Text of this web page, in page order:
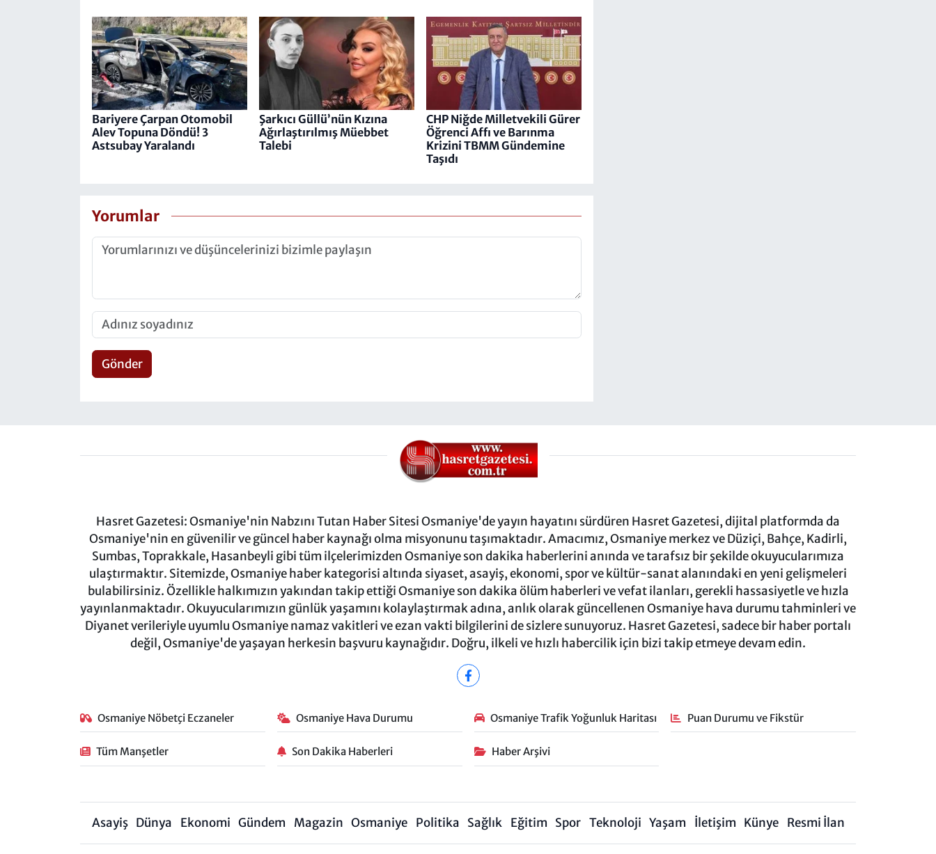
Bariyere Çarpan Otomobil
Alev Topuna Döndü! 3
Astsubay Yaralandı
Şarkıcı Güllü’nün Kızına
Ağırlaştırılmış Müebbet
Talebi
CHP Niğde Milletvekili Gürer
Öğrenci Affı ve Barınma
Krizini TBMM Gündemine
Taşıdı
Yorumlar
Gönder
Hasret Gazetesi: Osmaniye'nin Nabzını Tutan Haber Sitesi Osmaniye'de yayın hayatını sürdüren Hasret Gazetesi, dijital platformda da
Osmaniye'nin en güvenilir ve güncel haber kaynağı olma misyonunu taşımaktadır. Amacımız, Osmaniye merkez ve Düziçi, Bahçe, Kadirli,
Sumbas, Toprakkale, Hasanbeyli gibi tüm ilçelerimizden Osmaniye son dakika haberlerini anında ve tarafsız bir şekilde okuyucularımıza
ulaştırmaktır. Sitemizde, Osmaniye haber kategorisi altında siyaset, asayiş, ekonomi, spor ve kültür-sanat alanındaki en yeni gelişmeleri
bulabilirsiniz. Özellikle halkımızın yakından takip ettiği Osmaniye son dakika ölüm haberleri ve vefat ilanları, gerekli hassasiyetle ve hızla
yayınlanmaktadır. Okuyucularımızın günlük yaşamını kolaylaştırmak adına, anlık olarak güncellenen Osmaniye hava durumu tahminleri ve
Diyanet verileriyle uyumlu Osmaniye namaz vakitleri ve ezan vakti bilgilerini de sizlere sunuyoruz. Hasret Gazetesi, sadece bir haber portalı
değil, Osmaniye'de yaşayan herkesin başvuru kaynağıdır. Doğru, ilkeli ve hızlı habercilik için bizi takip etmeye devam edin.
Osmaniye Nöbetçi Eczaneler Osmaniye Hava Durumu Osmaniye Trafik Yoğunluk Haritası Puan Durumu ve Fikstür
Tüm Manşetler Son Dakika Haberleri Haber Arşivi
Asayiş Dünya Ekonomi Gündem Magazin Osmaniye Politika Sağlık Eğitim Spor Teknoloji Yaşam İletişim Künye Resmi İlan